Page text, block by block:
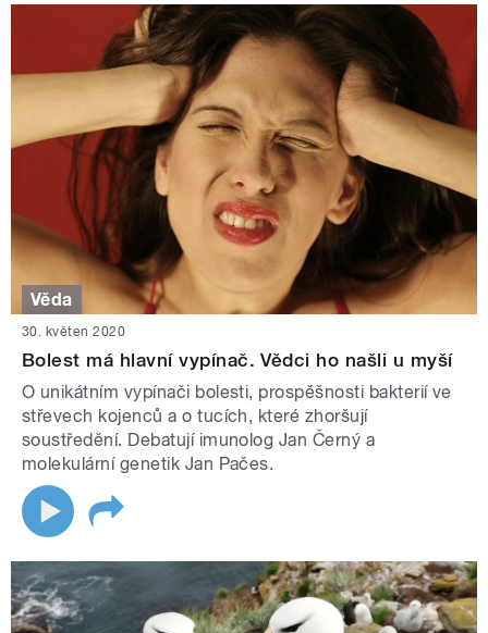
Věda
30. květen 2020
Bolest má hlavní vypínač. Vědci ho našli u myší
O unikátním vypínači bolesti, prospěšnosti bakterií ve
střevech kojenců a o tucích, které zhoršují
soustředění. Debatují imunolog Jan Černý a
molekulární genetik Jan Pačes.